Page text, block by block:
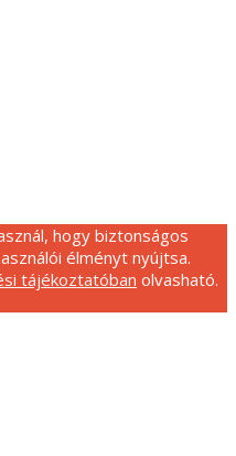
hogy biztonságos
élményt nyújtsa.
tájékoztatóban olvasható.